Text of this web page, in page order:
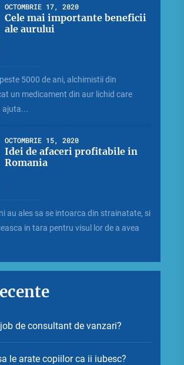
OCTOMBRIE 17, 2020
Cele mai importante beneficii
ale aurului
5000 de ani, alchimistii din
un medicament din aur lichid care
ajuta...
OCTOMBRIE 15, 2020
Idei de afaceri profitabile in
Romania
au ales sa se intoarca din strainatate, si
in tara pentru visul lor de a avea
de consultant de vanzari?
le arate copiilor ca ii iubesc?